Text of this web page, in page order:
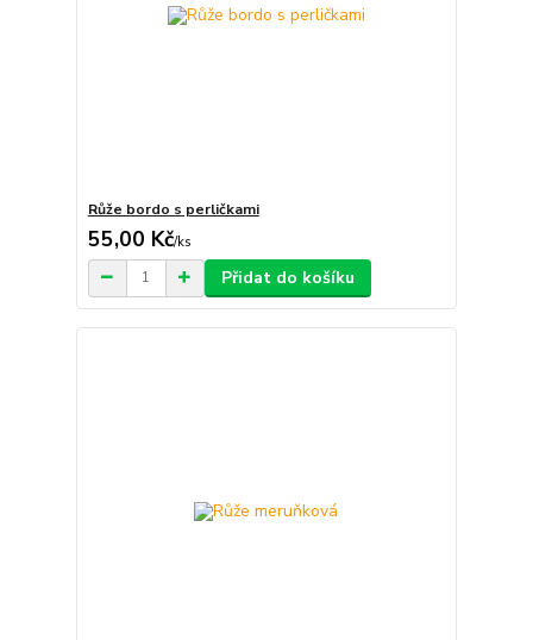
Růže bordo s perličkami
55,00 Kč/ks
Přidat do košíku